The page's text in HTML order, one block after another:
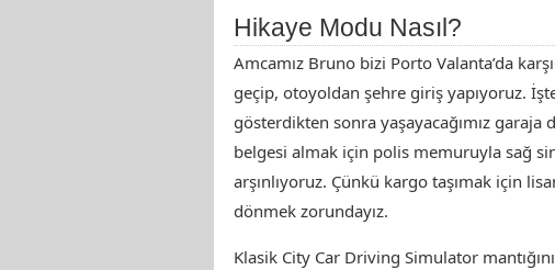
Hikaye Modu Nasıl?
Amcamız Bruno bizi Porto Valanta’da
geçip, otoyoldan şehre giriş yapıyoruz.
gösterdikten sonra yaşayacağımız
belgesi almak için polis memuruyla sağ
arşınlıyoruz. Çünkü kargo taşımak için
dönmek zorundayız.
Klasik City Car Driving Simulator